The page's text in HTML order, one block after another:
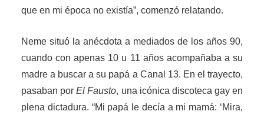
que en mi época no existía”, comenzó relatando.
Neme situó la anécdota a mediados de los años 90,
cuando con apenas 10 u 11 años acompañaba a su
madre a buscar a su papá a Canal 13. En el trayecto,
pasaban porEl Fausto, una icónica discoteca gay en
plena dictadura. “Mi papá le decía a mi mamá: ‘Mira,